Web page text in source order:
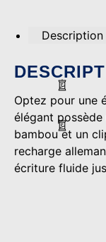
Description
Optez pour une
élégant
bambou et un
recharge
écriture fluide